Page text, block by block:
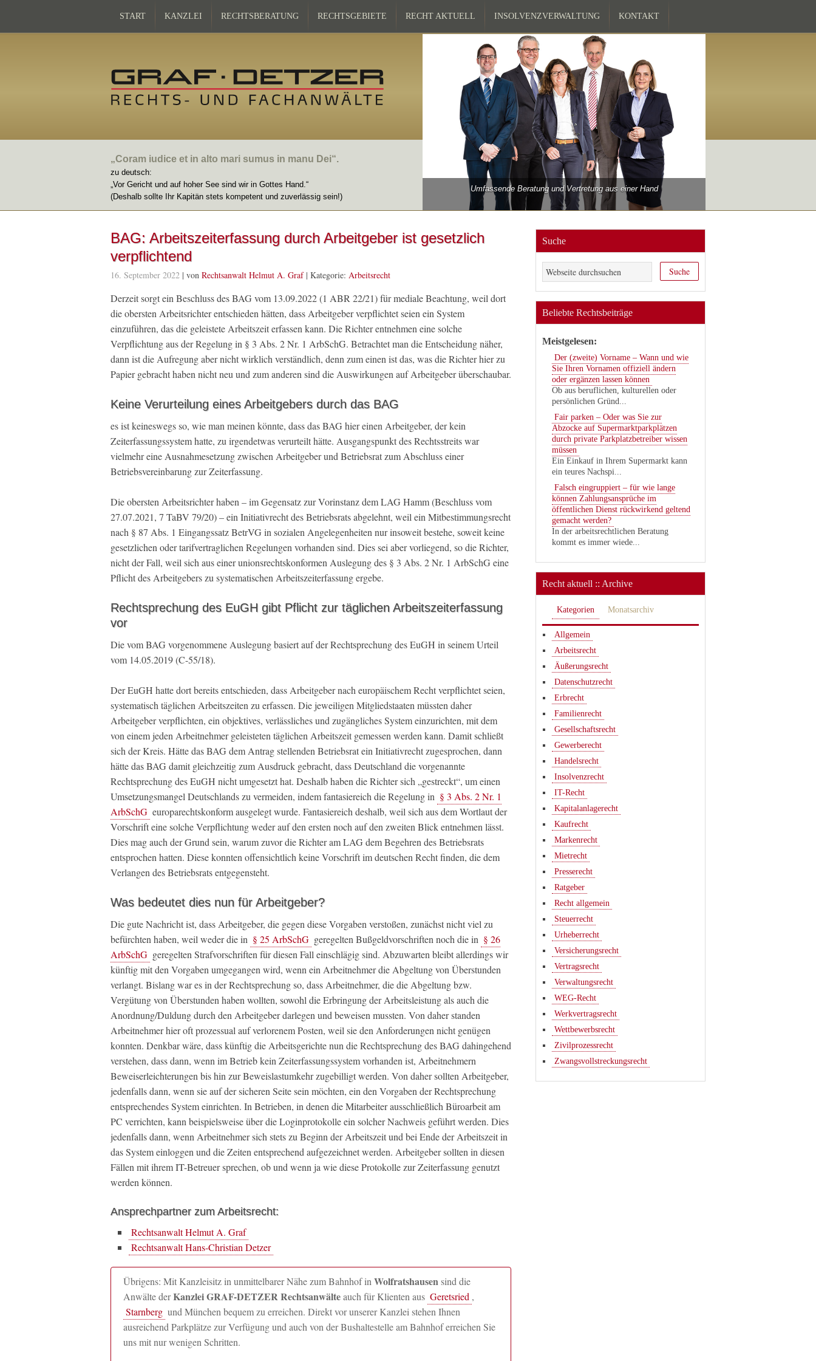
START KANZLEI RECHTSBERATUNG RECHTSGEBIETE RECHT AKTUELL INSOLVENZVERWALTUNG KONTAKT
„Coram iudice et in alto mari sumus in manu Dei“.
zu deutsch:
„Vor Gericht und auf hoher See sind wir in Gottes Hand.“
(Deshalb sollte Ihr Kapitän stets kompetent und zuverlässig sein!)
Umfassende Beratung und Vertretung aus einer Hand
BAG: Arbeitszeiterfassung durch Arbeitgeber ist gesetzlich
verpflichtend
16. September 2022 | von Rechtsanwalt Helmut A. Graf| Kategorie: Arbeitsrecht
Derzeit sorgt ein Beschluss des BAG vom 13.09.2022 (1 ABR 22/21) für mediale Beachtung, weil dort
die obersten Arbeitsrichter entschieden hätten, dass Arbeitgeber verpflichtet seien ein System
einzuführen, das die geleistete Arbeitszeit erfassen kann. Die Richter entnehmen eine solche
Verpflichtung aus der Regelung in § 3 Abs. 2 Nr. 1 ArbSchG. Betrachtet man die Entscheidung näher,
dann ist die Aufregung aber nicht wirklich verständlich, denn zum einen ist das, was die Richter hier zu
Papier gebracht haben nicht neu und zum anderen sind die Auswirkungen auf Arbeitgeber überschaubar.
Keine Verurteilung eines Arbeitgebers durch das BAG
es ist keineswegs so, wie man meinen könnte, dass das BAG hier einen Arbeitgeber, der kein
Zeiterfassungssystem hatte, zu irgendetwas verurteilt hätte. Ausgangspunkt des Rechtsstreits war
vielmehr eine Ausnahmesetzung zwischen Arbeitgeber und Betriebsrat zum Abschluss einer
Betriebsvereinbarung zur Zeiterfassung.
Die obersten Arbeitsrichter haben – im Gegensatz zur Vorinstanz dem LAG Hamm (Beschluss vom
27.07.2021, 7 TaBV 79/20) – ein Initiativrecht des Betriebsrats abgelehnt, weil ein Mitbestimmungsrecht
nach § 87 Abs. 1 Eingangssatz BetrVG in sozialen Angelegenheiten nur insoweit bestehe, soweit keine
gesetzlichen oder tarifvertraglichen Regelungen vorhanden sind. Dies sei aber vorliegend, so die Richter,
nicht der Fall, weil sich aus einer unionsrechtskonformen Auslegung des § 3 Abs. 2 Nr. 1 ArbSchG eine
Pflicht des Arbeitgebers zu systematischen Arbeitszeiterfassung ergebe.
Rechtsprechung des EuGH gibt Pflicht zur täglichen Arbeitszeiterfassung
vor
Die vom BAG vorgenommene Auslegung basiert auf der Rechtsprechung des EuGH in seinem Urteil
vom 14.05.2019 (C-55/18).
Der EuGH hatte dort bereits entschieden, dass Arbeitgeber nach europäischem Recht verpflichtet seien,
systematisch täglichen Arbeitszeiten zu erfassen. Die jeweiligen Mitgliedstaaten müssten daher
Arbeitgeber verpflichten, ein objektives, verlässliches und zugängliches System einzurichten, mit dem
von einem jeden Arbeitnehmer geleisteten täglichen Arbeitszeit gemessen werden kann. Damit schließt
sich der Kreis. Hätte das BAG dem Antrag stellenden Betriebsrat ein Initiativrecht zugesprochen, dann
hätte das BAG damit gleichzeitig zum Ausdruck gebracht, dass Deutschland die vorgenannte
Rechtsprechung des EuGH nicht umgesetzt hat. Deshalb haben die Richter sich „gestreckt“, um einen
Umsetzungsmangel Deutschlands zu vermeiden, indem fantasiereich die Regelung in § 3 Abs. 2 Nr. 1
ArbSchG europarechtskonform ausgelegt wurde. Fantasiereich deshalb, weil sich aus dem Wortlaut der
Vorschrift eine solche Verpflichtung weder auf den ersten noch auf den zweiten Blick entnehmen lässt.
Dies mag auch der Grund sein, warum zuvor die Richter am LAG dem Begehren des Betriebsrats
entsprochen hatten. Diese konnten offensichtlich keine Vorschrift im deutschen Recht finden, die dem
Verlangen des Betriebsrats entgegensteht.
Was bedeutet dies nun für Arbeitgeber?
Die gute Nachricht ist, dass Arbeitgeber, die gegen diese Vorgaben verstoßen, zunächst nicht viel zu
befürchten haben, weil weder die in § 25 ArbSchG geregelten Bußgeldvorschriften noch die in § 26
ArbSchG geregelten Strafvorschriften für diesen Fall einschlägig sind. Abzuwarten bleibt allerdings wir
künftig mit den Vorgaben umgegangen wird, wenn ein Arbeitnehmer die Abgeltung von Überstunden
verlangt. Bislang war es in der Rechtsprechung so, dass Arbeitnehmer, die die Abgeltung bzw.
Vergütung von Überstunden haben wollten, sowohl die Erbringung der Arbeitsleistung als auch die
Anordnung/Duldung durch den Arbeitgeber darlegen und beweisen mussten. Von daher standen
Arbeitnehmer hier oft prozessual auf verlorenem Posten, weil sie den Anforderungen nicht genügen
konnten. Denkbar wäre, dass künftig die Arbeitsgerichte nun die Rechtsprechung des BAG dahingehend
verstehen, dass dann, wenn im Betrieb kein Zeiterfassungssystem vorhanden ist, Arbeitnehmern
Beweiserleichterungen bis hin zur Beweislastumkehr zugebilligt werden. Von daher sollten Arbeitgeber,
jedenfalls dann, wenn sie auf der sicheren Seite sein möchten, ein den Vorgaben der Rechtsprechung
entsprechendes System einrichten. In Betrieben, in denen die Mitarbeiter ausschließlich Büroarbeit am
PC verrichten, kann beispielsweise über die Loginprotokolle ein solcher Nachweis geführt werden. Dies
jedenfalls dann, wenn Arbeitnehmer sich stets zu Beginn der Arbeitszeit und bei Ende der Arbeitszeit in
das System einloggen und die Zeiten entsprechend aufgezeichnet werden. Arbeitgeber sollten in diesen
Fällen mit ihrem IT-Betreuer sprechen, ob und wenn ja wie diese Protokolle zur Zeiterfassung genutzt
werden können.
Ansprechpartner zum Arbeitsrecht:
Rechtsanwalt Helmut A. Graf
Rechtsanwalt Hans-Christian Detzer
Übrigens: Mit Kanzleisitz in unmittelbarer Nähe zum Bahnhof in Wolfratshausensind die
Anwälte derKanzlei GRAF-DETZER Rechtsanwälteauch für Klienten aus Geretsried ,
Starnberg und München bequem zu erreichen. Direkt vor unserer Kanzlei stehen Ihnen
ausreichend Parkplätze zur Verfügung und auch von der Bushaltestelle am Bahnhof erreichen Sie
uns mit nur wenigen Schritten.
Suche
Beliebte Rechtsbeiträge
Meistgelesen:
Der (zweite) Vorname – Wann und wie
Sie Ihren Vornamen offiziell ändern
oder ergänzen lassen können
Ob aus beruflichen, kulturellen oder
persönlichen Gründ...
Fair parken – Oder was Sie zur
Abzocke auf Supermarktparkplätzen
durch private Parkplatzbetreiber wissen
müssen
Ein Einkauf in Ihrem Supermarkt kann
ein teures Nachspi...
Falsch eingruppiert – für wie lange
können Zahlungsansprüche im
öffentlichen Dienst rückwirkend geltend
gemacht werden?
In der arbeitsrechtlichen Beratung
kommt es immer wiede...
Recht aktuell :: Archive
Kategorien Monatsarchiv
Allgemein
Arbeitsrecht
Äußerungsrecht
Datenschutzrecht
Erbrecht
Familienrecht
Gesellschaftsrecht
Gewerberecht
Handelsrecht
Insolvenzrecht
IT-Recht
Kapitalanlagerecht
Kaufrecht
Markenrecht
Mietrecht
Presserecht
Ratgeber
Recht allgemein
Steuerrecht
Urheberrecht
Versicherungsrecht
Vertragsrecht
Verwaltungsrecht
WEG-Recht
Werkvertragsrecht
Wettbewerbsrecht
Zivilprozessrecht
Zwangsvollstreckungsrecht